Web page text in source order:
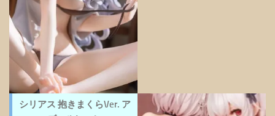
シリアス 抱きまくらVer. ア